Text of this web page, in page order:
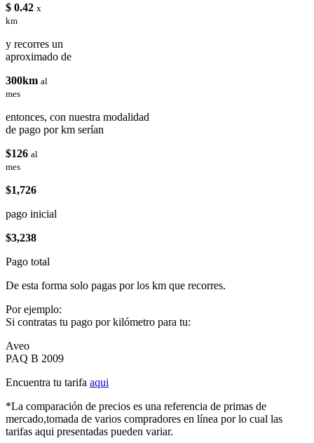
$ 0.42 x
km
y recorres un
aproximado de
300km al
mes
entonces, con nuestra modalidad
de pago por km serían
$126 al
mes
$1,726
pago inicial
$3,238
Pago total
De esta forma solo pagas por los km que recorres.
Por ejemplo:
Si contratas tu pago por kilómetro para tu:
Aveo
PAQ B 2009
Encuentra tu tarifa aqui
*La comparación de precios es una referencia de primas de
mercado,tomada de varios compradores en línea por lo cual las
tarifas aqui presentadas pueden variar.